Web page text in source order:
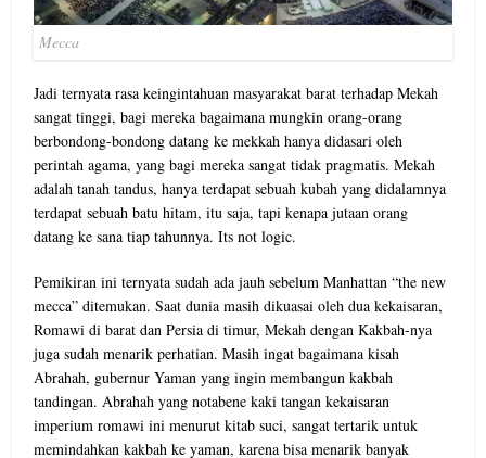
Mecca
Jadi ternyata rasa keingintahuan masyarakat barat terhadap Mekah
sangat tinggi, bagi mereka bagaimana mungkin orang-orang
berbondong-bondong datang ke mekkah hanya didasari oleh
perintah agama, yang bagi mereka sangat tidak pragmatis. Mekah
adalah tanah tandus, hanya terdapat sebuah kubah yang didalamnya
terdapat sebuah batu hitam, itu saja, tapi kenapa jutaan orang
datang ke sana tiap tahunnya. Its not logic.
Pemikiran ini ternyata sudah ada jauh sebelum Manhattan “the new
mecca” ditemukan. Saat dunia masih dikuasai oleh dua kekaisaran,
Romawi di barat dan Persia di timur, Mekah dengan Kakbah-nya
juga sudah menarik perhatian. Masih ingat bagaimana kisah
Abrahah, gubernur Yaman yang ingin membangun kakbah
tandingan. Abrahah yang notabene kaki tangan kekaisaran
imperium romawi ini menurut kitab suci, sangat tertarik untuk
memindahkan kakbah ke yaman, karena bisa menarik banyak